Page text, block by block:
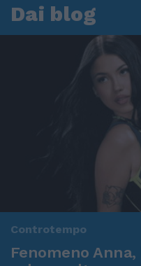
Dai blog
Controtempo
Fenomeno